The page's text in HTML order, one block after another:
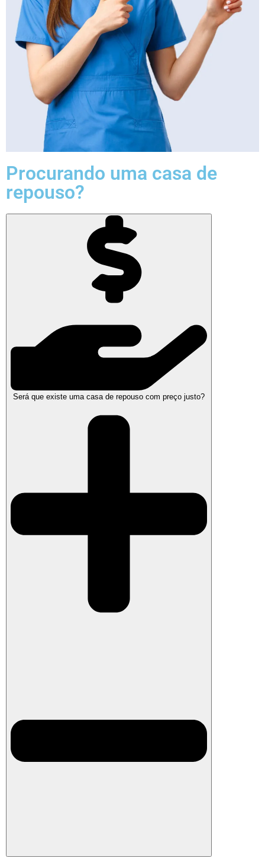
Procurando uma casa de
repouso?
Será que existe uma casa de repouso com preço justo?